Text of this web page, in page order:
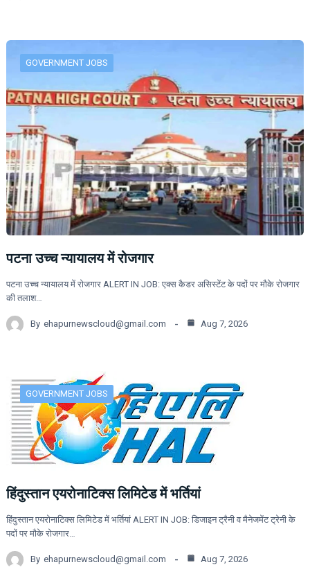
GOVERNMENT JOBS
पटना उच्च न्यायालय में रोजगार
पटना उच्च न्यायालय में रोजगार ALERT IN JOB: एक्स कैडर असिस्टेंट के पदों पर मौके रोजगार
की तलाश…
By ehapurnewscloud@gmail.com Aug 7, 2026
GOVERNMENT JOBS
हिंदुस्तान एयरोनाटिक्स लिमिटेड में भर्तियां
हिंदुस्तान एयरोनाटिक्स लिमिटेड में भर्तियां ALERT IN JOB: डिजाइन ट्रैनी व मैनेजमेंट ट्रेनी के
पदों पर मौके रोजगार…
By ehapurnewscloud@gmail.com Aug 7, 2026